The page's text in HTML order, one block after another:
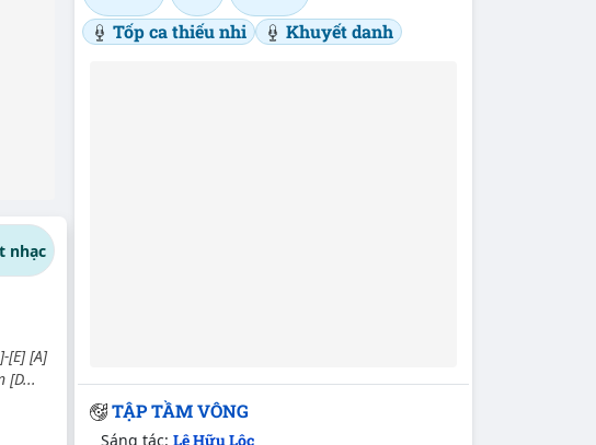
nhạc
[E] [A]
[D...
Tốp ca thiếu nhi Khuyết danh
TẬP TẦM VÔNG
Sáng tác:Lê Hữu Lộc